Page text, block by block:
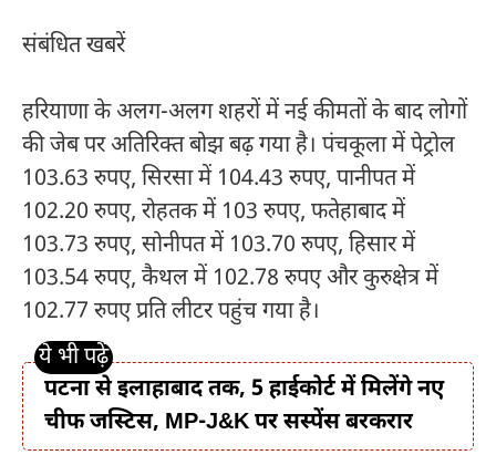
संबंधित खबरें
हरियाणा के अलग-अलग शहरों में नई कीमतों के बाद लोगों
की जेब पर अतिरिक्त बोझ बढ़ गया है। पंचकूला में पेट्रोल
103.63 रुपए, सिरसा में 104.43 रुपए, पानीपत में
102.20 रुपए, रोहतक में 103 रुपए, फतेहाबाद में
103.73 रुपए, सोनीपत में 103.70 रुपए, हिसार में
103.54 रुपए, कैथल में 102.78 रुपए और कुरुक्षेत्र में
102.77 रुपए प्रति लीटर पहुंच गया है।
पटना से इलाहाबाद तक, 5 हाईकोर्ट में मिलेंगे नए
चीफ जस्टिस, MP-J&K पर सस्पेंस बरकरार